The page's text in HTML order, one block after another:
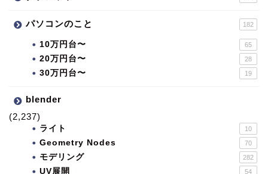
パソコンのこと 182
10万円台〜 65
20万円台〜 28
30万円台〜 19
blender
(2,237)
ライト 10
Geometry Nodes 70
モデリング 282
UV展開 54